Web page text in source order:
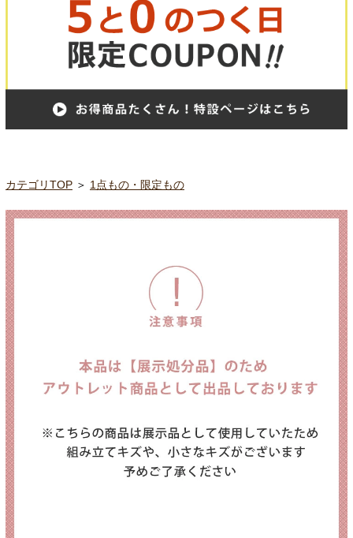
カテゴリTOP ＞ 1点もの・限定もの